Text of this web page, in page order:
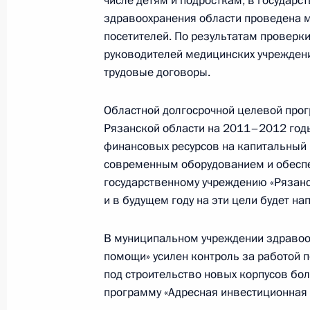
Президента в ДФО Юрием
Трутневым
6 августа 2026 года, 13:45
Президент России
здравоохранения области проведена
посетителей. По результатам
руководителей медицинских
трудовые договоры.
Областной долгосрочной целевой
Рязанской области на 2011–2012
финансовых ресурсов на
современным оборудованием и
государственному учреждению
и в будущем году на эти цели будет
В муниципальном учреждении
помощи» усилен контроль за
под строительство новых корпусов
программу «Адресная